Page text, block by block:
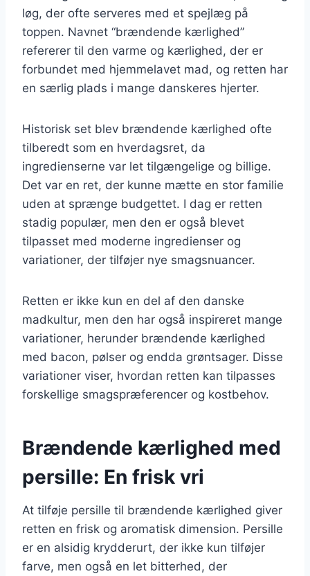
løg, der ofte serveres med et spejlæg på
toppen. Navnet “brændende kærlighed”
refererer til den varme og kærlighed, der er
forbundet med hjemmelavet mad, og retten har
en særlig plads i mange danskeres hjerter.
Historisk set blev brændende kærlighed ofte
tilberedt som en hverdagsret, da
ingredienserne var let tilgængelige og billige.
Det var en ret, der kunne mætte en stor familie
uden at sprænge budgettet. I dag er retten
stadig populær, men den er også blevet
tilpasset med moderne ingredienser og
variationer, der tilføjer nye smagsnuancer.
Retten er ikke kun en del af den danske
madkultur, men den har også inspireret mange
variationer, herunder brændende kærlighed
med bacon, pølser og endda grøntsager. Disse
variationer viser, hvordan retten kan tilpasses
forskellige smagspræferencer og kostbehov.
Brændende kærlighed med
persille: En frisk vri
At tilføje persille til brændende kærlighed giver
retten en frisk og aromatisk dimension. Persille
er en alsidig krydderurt, der ikke kun tilføjer
farve, men også en let bitterhed, der